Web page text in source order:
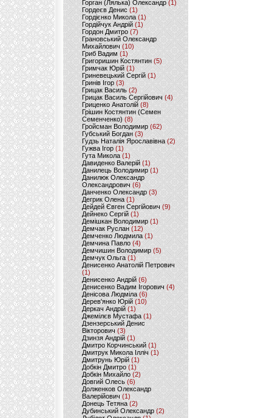
Горган (Лялька) Олександр(1)
Гордеєв Денис (1)
Гордієнко Микола (1)
Гордійчук Андрій (1)
Гордон Дмитро (7)
Грановський Олександр
Михайлович (10)
Гриб Вадим (1)
Григоришин Костянтин (5)
Гримчак Юрій(1)
Гриневецький Сергій(1)
Гринів Ігор (3)
Грицак Василь (2)
Грицак Василь Сергійович (4)
Гриценко Анатолій (8)
Грішин Костянтин (Семен
Семенченко)(8)
Гройсман Володимир(62)
Губський Богдан (3)
Гудзь Наталія Ярославівна(2)
Гужва Ігор (1)
Гута Микола (1)
Давиденко Валерій (1)
Данилець Володимир(1)
Данилюк Олександр
Олександрович (6)
Данченко Олександр (3)
Дегрик Олена(1)
Дейдей Євген Сергійович(9)
Дейнеко Сергій (1)
Демішкан Володимир(1)
Демчак Руслан (12)
Демченко Людмила (1)
Демчина Павло (4)
Демчишин Володимир (5)
Демчук Ольга(1)
Денисенко Анатолій Петрович
(1)
Денисенко Андрій (6)
Денисенко Вадим Ігорович (4)
Денісова Людміла(6)
Дерев'янко Юрій(10)
Деркач Андрій(1)
Джемілєв Мустафа (1)
Дзензерський Денис
Вікторович (3)
Дзинзя Андрій (1)
Дмитро Корчинський (1)
Дмитрук Микола Ілліч (1)
Дмитрунь Юрій (1)
Добкін Дмитро(1)
Добкін Михайло (2)
Довгий Олесь (6)
Долженков Олександр
Валерійович (1)
Донець Тетяна (2)
Дубинський Олександр(2)